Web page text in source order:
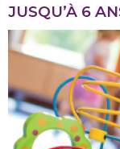
JUSQU’À 6